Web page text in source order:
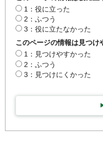
1：役に立った
2：ふつう
3：役に立たなかった
このページの情報は見つけ
1：見つけやすかった
2：ふつう
3：見つけにくかった